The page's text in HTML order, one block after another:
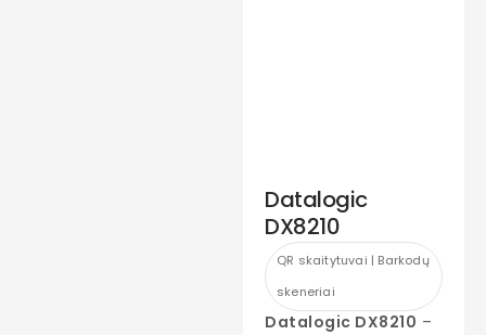
Datalogic
DX8210
QR skaitytuvai | Barkodų
skeneriai
Datalogic DX8210 –